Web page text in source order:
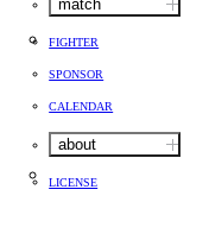
match
FIGHTER
SPONSOR
CALENDAR
about
LICENSE